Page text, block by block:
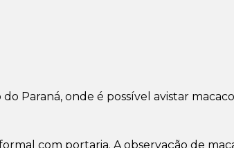
Paraná, onde é possível avistar
com portaria. A observação de